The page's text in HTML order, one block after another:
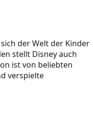
der Welt der Kinder
stellt Disney auch
ist von beliebten
verspielte